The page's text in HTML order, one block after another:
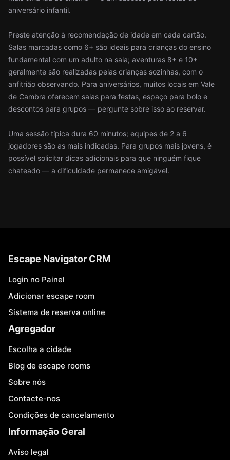
aniversário infantil.
Preste atenção à recomendação de idade em cada cartão.
Salas marcadas como 6+ são ideais para crianças do ensino
fundamental com um adulto na sala; aventuras 8+ e 10+
geralmente são realizadas pelas crianças sozinhas, com o
anfitrião observando. Para aniversários, muitos locais em Vale
de Cambra oferecem salas para festas, espaço para bolo e
descontos para grupos — pergunte sobre isso ao reservar.
Uma sessão típica dura 60 minutos; equipes de 2 a 6
jogadores são as mais indicadas. Para grupos mais jovens, é
possível solicitar dicas adicionais para que ninguém fique
chateado — a dificuldade permanece amigável.
Escape Navigator CRM
Login no Painel
Adicionar escape room
Sistema de reserva online
Agregador
Escolha a cidade
Blog de escape rooms
Sobre nós
Contacte-nos
Condições de cancelamento
Informação Geral
Aviso legal